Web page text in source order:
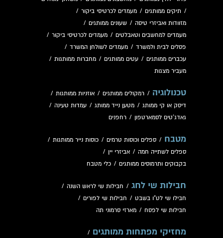
/ תיקים ממותגים / מעמדים לכרטיסי ביקור /
מזוודות ואביזרי טיסה / שעונים ממותגים /
מעמדים למחשבים וטאבלטים / מעמדים לכרטיסי ביקור /
פסלים לבית ולמשרד / מעמדים לשולחן המשרד /
עכברים ממותגים / עטים ממותגים / מחברות ממותגות /
מעביר מצגות
טכנולוגיה / רמקולים ממותגים / אוזניות ממותגות /
דיסק או קי ממותג / מטען נייד ממותג / עמדות טעינה /
גאדג'טים לסמארטפון / רחפנים
מטבח / ספלים וכוסות טרמים / כוסות נייר ממותגות /
ספלים לשתייה חמה / אביזרי יין /
בקבוקים ותרמוסים ממותגים / כלי מטבח
חבילות שי לחג / חבילות שי לראש השנה /
חבילו שי לט"ו בשבט / חבילות שי לפורים /
חבילות שי לפסח / מארזי סרמוני תה
מחזיקי מפתחות ממותגים /